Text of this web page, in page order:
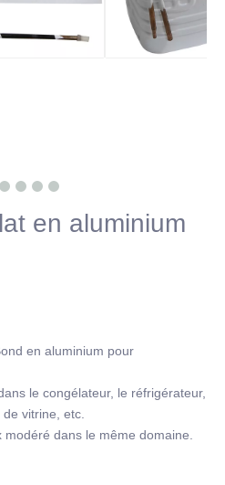
en aluminium
en aluminium pour
le congélateur, le réfrigérateur,
vitrine, etc.
dans le même domaine.